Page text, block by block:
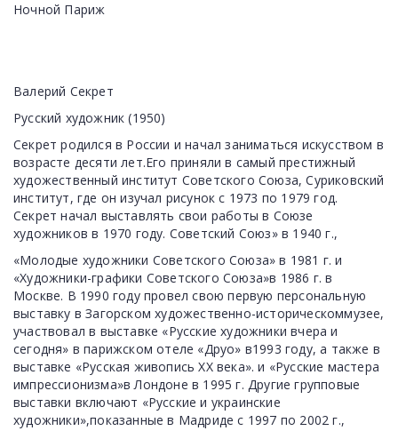
Ночной Париж
Валерий Секрет
Русский художник (1950)
Секрет родился в России и начал заниматься искусством в
возрасте десяти лет.Его приняли в самый престижный
художественный институт Советского Союза, Суриковский
институт, где он изучал рисунок с 1973 по 1979 год.
Секрет начал выставлять свои работы в Союзе
художников в 1970 году. Советский Союз» в 1940 г.,
«Молодые художники Советского Союза» в 1981 г. и
«Художники-графики Советского Союза»в 1986 г. в
Москве. В 1990 году провел свою первую персональную
выставку в Загорском художественно-историческоммузее,
участвовал в выставке «Русские художники вчера и
сегодня» в парижском отеле «Друо» в1993 году, а также в
выставке «Русская живопись ХХ века». и «Русские мастера
импрессионизма»в Лондоне в 1995 г. Другие групповые
выставки включают «Русские и украинские
художники»,показанные в Мадриде с 1997 по 2002 г.,